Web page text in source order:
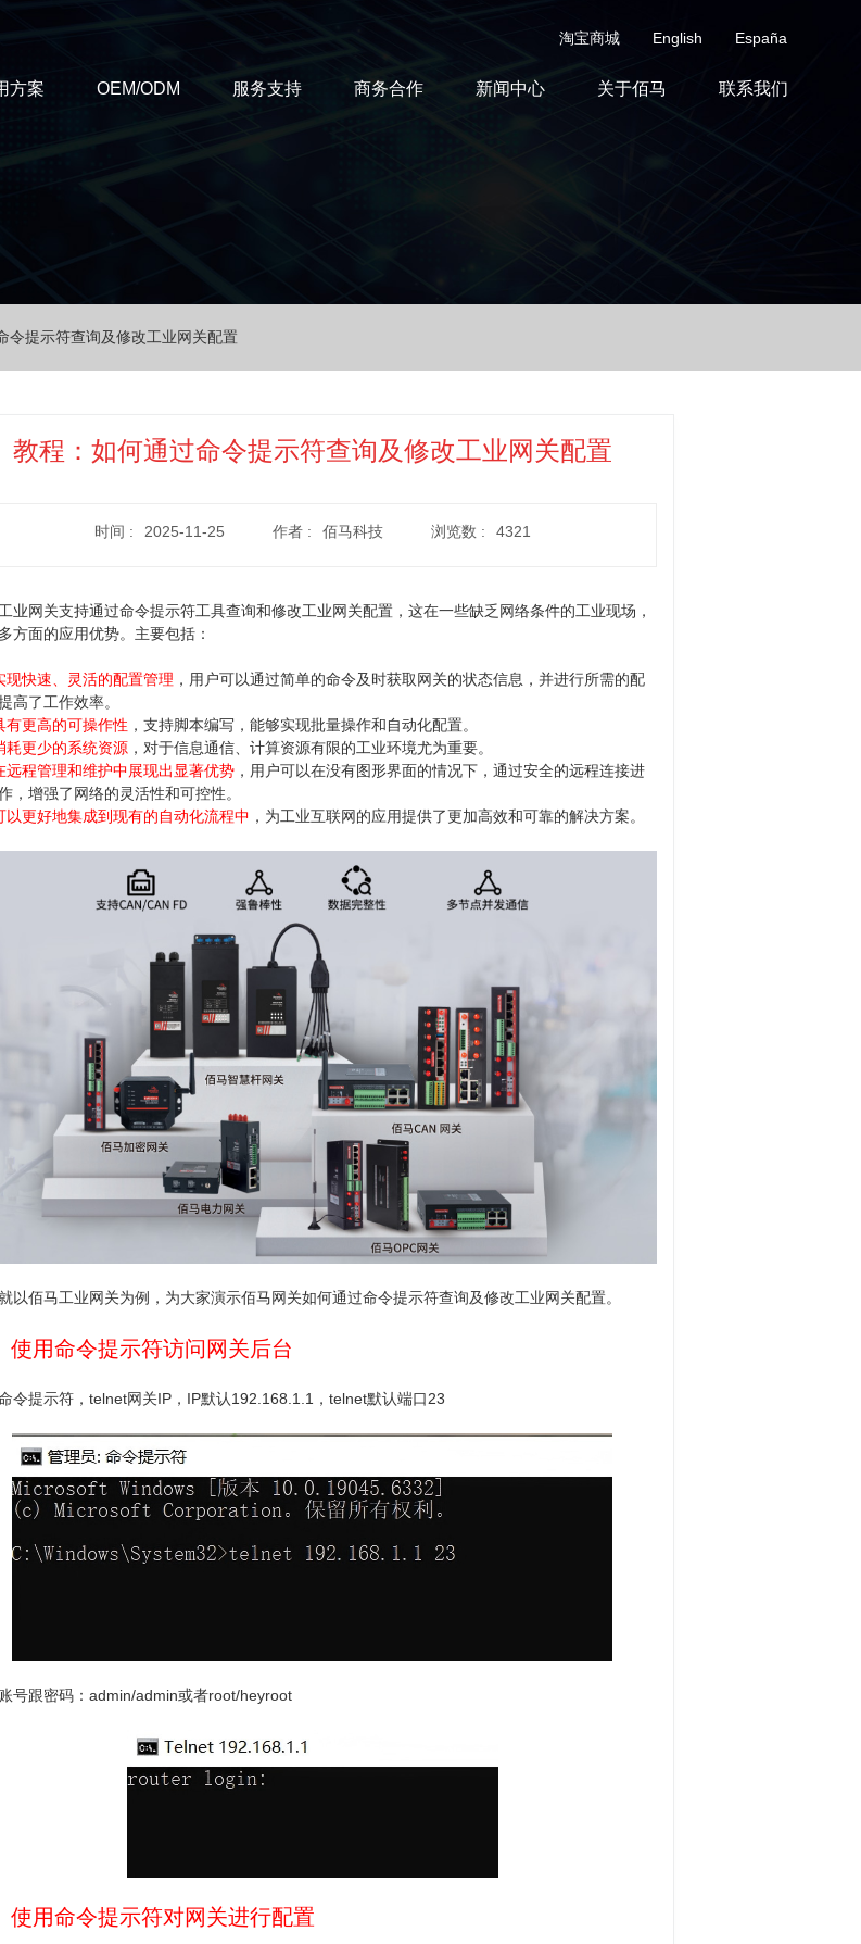
淘宝商城 English España
方案 OEM/ODM 服务支持 商务合作 新闻中心 关于佰马 联系我们
令提示符查询及修改工业网关配置
教程：如何通过命令提示符查询及修改工业网关配置
时间 : 2025-11-25 作者 : 佰马科技 浏览数 : 4321
业网关支持通过命令提示符工具查询和修改工业网关配置，这在一些缺乏网络条件的工业现场，
方面的应用优势。主要包括：
现快速、灵活的配置管理 ，用户可以通过简单的命令及时获取网关的状态信息，并进行所需的配
高了工作效率。
有更高的可操作性 ，支持脚本编写，能够实现批量操作和自动化配置。
耗更少的系统资源 ，对于信息通信、计算资源有限的工业环境尤为重要。
远程管理和维护中展现出显著优势 ，用户可以在没有图形界面的情况下，通过安全的远程连接进
，增强了网络的灵活性和可控性。
以更好地集成到现有的自动化流程中 ，为工业互联网的应用提供了更加高效和可靠的解决方案。
以佰马工业网关为例，为大家演示佰马网关如何通过命令提示符查询及修改工业网关配置。
使用命令提示符访问网关后台
令提示符，telnet网关IP，IP默认192.168.1.1，telnet默认端口23
号跟密码：admin/admin或者root/heyroot
使用命令提示符对网关进行配置